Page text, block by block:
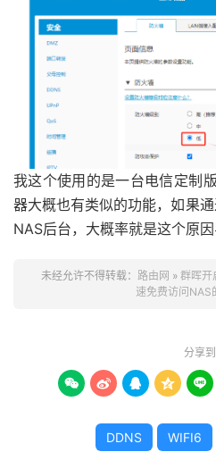
我这个使用的是一台电信定制
器大概也有类似的功能，如果
NAS后台，大概率就是这个原因
未经允许不得转载： 路由网 » 群晖开
速免费访问NAS
分享到
    
DDNS WIFI6